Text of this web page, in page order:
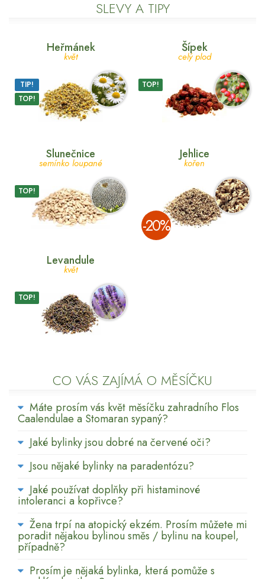
SLEVY A TIPY
Heřmánek
květ
TIP!
TOP!
Šípek
celý plod
TOP!
Slunečnice
semínko loupané
TOP!
Jehlice
kořen
­-20%
Levandule
květ
TOP!
CO VÁS ZAJÍMÁ O MĚSÍČKU
Máte prosím vás květ měsíčku zahradního Flos
Caalendulae a Stomaran sypaný?
Jaké bylinky jsou dobré na červené oči?
Jsou nějaké bylinky na paradentózu?
Jaké používat doplňky při histaminové
intoleranci a kopřivce?
Žena trpí na atopický ekzém. Prosím můžete mi
poradit nějakou bylinou směs / bylinu na koupel,
případně?
Prosím je nějaká bylinka, která pomůže s